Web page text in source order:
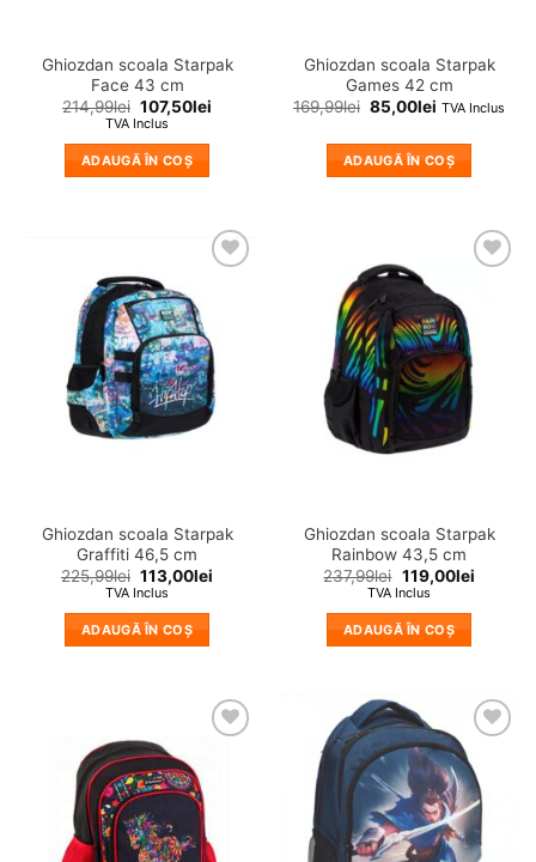
Ghiozdan scoala Starpak
Face 43 cm
214,99lei 107,50lei
TVA Inclus
ADAUGĂ ÎN COȘ
Ghiozdan scoala Starpak
Games 42 cm
169,99lei 85,00lei TVA Inclus
ADAUGĂ ÎN COȘ
Adauga
wishlist!
Ghiozdan scoala Starpak
Graffiti 46,5 cm
225,99lei 113,00lei
TVA Inclus
ADAUGĂ ÎN COȘ
Adauga
wishlist!
Ghiozdan scoala Starpak
Rainbow 43,5 cm
237,99lei 119,00lei
TVA Inclus
ADAUGĂ ÎN COȘ
Adauga
wishlist!
Adauga
in
wishlist!